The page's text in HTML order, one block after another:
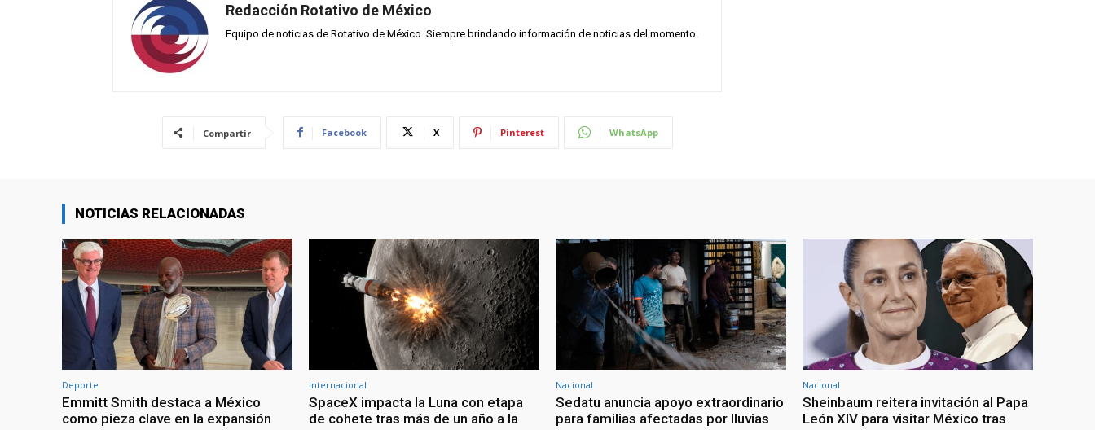
Redacción Rotativo de México
Equipo de noticias de Rotativo de México. Siempre brindando información de noticias del momento.
Compartir Facebook X Pinterest WhatsApp
NOTICIAS RELACIONADAS
Deporte
Emmitt Smith destaca a México
como pieza clave en la expansión
Internacional
SpaceX impacta la Luna con etapa
de cohete tras más de un año a la
Nacional
Sedatu anuncia apoyo extraordinario
para familias afectadas por lluvias
Nacional
Sheinbaum reitera invitación al Papa
León XIV para visitar México tras